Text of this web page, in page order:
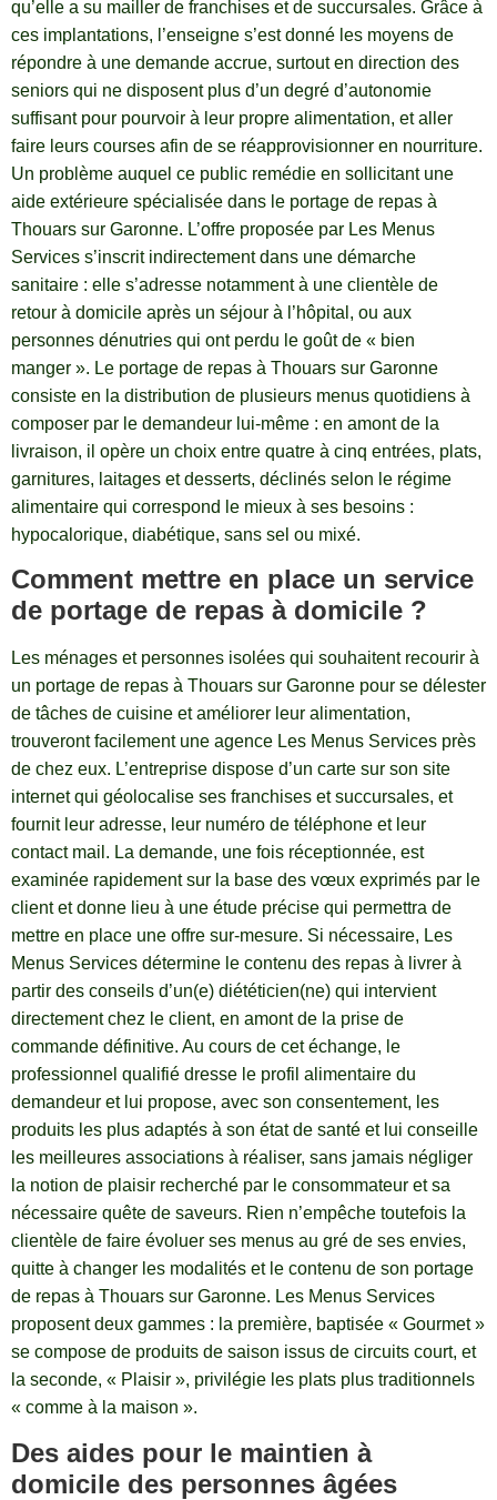
qu’elle a su mailler de franchises et de succursales. Grâce à
ces implantations, l’enseigne s’est donné les moyens de
répondre à une demande accrue, surtout en direction des
seniors qui ne disposent plus d’un degré d’autonomie
suffisant pour pourvoir à leur propre alimentation, et aller
faire leurs courses afin de se réapprovisionner en nourriture.
Un problème auquel ce public remédie en sollicitant une
aide extérieure spécialisée dans le portage de repas à
Thouars sur Garonne. L’offre proposée par Les Menus
Services s’inscrit indirectement dans une démarche
sanitaire : elle s’adresse notamment à une clientèle de
retour à domicile après un séjour à l’hôpital, ou aux
personnes dénutries qui ont perdu le goût de « bien
manger ». Le portage de repas à Thouars sur Garonne
consiste en la distribution de plusieurs menus quotidiens à
composer par le demandeur lui-même : en amont de la
livraison, il opère un choix entre quatre à cinq entrées, plats,
garnitures, laitages et desserts, déclinés selon le régime
alimentaire qui correspond le mieux à ses besoins :
hypocalorique, diabétique, sans sel ou mixé.
Comment mettre en place un service
de portage de repas à domicile ?
Les ménages et personnes isolées qui souhaitent recourir à
un portage de repas à Thouars sur Garonne pour se délester
de tâches de cuisine et améliorer leur alimentation,
trouveront facilement une agence Les Menus Services près
de chez eux. L’entreprise dispose d’un carte sur son site
internet qui géolocalise ses franchises et succursales, et
fournit leur adresse, leur numéro de téléphone et leur
contact mail. La demande, une fois réceptionnée, est
examinée rapidement sur la base des vœux exprimés par le
client et donne lieu à une étude précise qui permettra de
mettre en place une offre sur-mesure. Si nécessaire, Les
Menus Services détermine le contenu des repas à livrer à
partir des conseils d’un(e) diététicien(ne) qui intervient
directement chez le client, en amont de la prise de
commande définitive. Au cours de cet échange, le
professionnel qualifié dresse le profil alimentaire du
demandeur et lui propose, avec son consentement, les
produits les plus adaptés à son état de santé et lui conseille
les meilleures associations à réaliser, sans jamais négliger
la notion de plaisir recherché par le consommateur et sa
nécessaire quête de saveurs. Rien n’empêche toutefois la
clientèle de faire évoluer ses menus au gré de ses envies,
quitte à changer les modalités et le contenu de son portage
de repas à Thouars sur Garonne. Les Menus Services
proposent deux gammes : la première, baptisée « Gourmet »
se compose de produits de saison issus de circuits court, et
la seconde, « Plaisir », privilégie les plats plus traditionnels
« comme à la maison ».
Des aides pour le maintien à
domicile des personnes âgées